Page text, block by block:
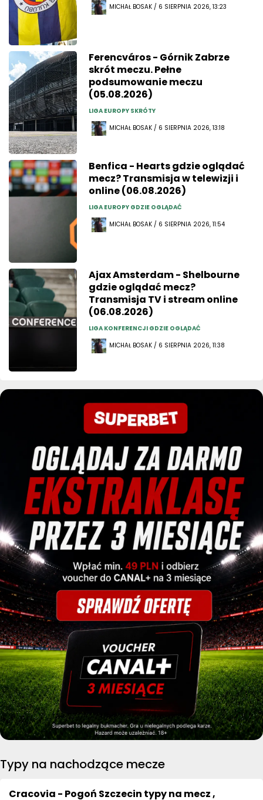
MICHAŁ BOSAK / 6 SIERPNIA 2026, 13:23
Ferencváros - Górnik Zabrze
skrót meczu. Pełne
podsumowanie meczu
(05.08.2026)
LIGA EUROPY SKRÓTY
MICHAŁ BOSAK / 6 SIERPNIA 2026, 13:18
Benfica - Hearts gdzie oglądać
mecz? Transmisja w telewizji i
online (06.08.2026)
LIGA EUROPY GDZIE OGLĄDAĆ
MICHAŁ BOSAK / 6 SIERPNIA 2026, 11:54
Ajax Amsterdam - Shelbourne
gdzie oglądać mecz?
Transmisja TV i stream online
(06.08.2026)
LIGA KONFERENCJI GDZIE OGLĄDAĆ
MICHAŁ BOSAK / 6 SIERPNIA 2026, 11:38
Typy na nachodzące mecze
Cracovia - Pogoń Szczecin typy na mecz ,